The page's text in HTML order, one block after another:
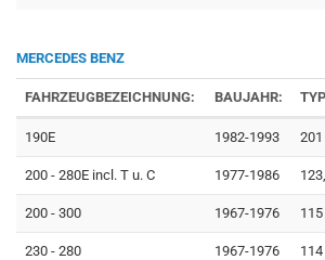
MERCEDES BENZ
FAHRZEUGBEZEICHNUNG: BAUJAHR:
190E 1982-1993 201
200 - 280E incl. T u. C 1977-1986
200 - 300 1967-1976 115
230 - 280 1967-1976 114